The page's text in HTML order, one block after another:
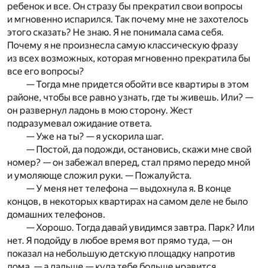
ребенок и все. Он стразу бы прекратил свои вопросы
и мгновенно испарился. Так почему мне не захотелось
этого сказать? Не знаю. Я не понимала сама себя.
Почему я не произнесла самую классическую фразу
из всех возможных, которая мгновенно прекратила бы
все его вопросы?
— Тогда мне придется обойти все квартиры в этом
районе, чтобы все равно узнать, где ты живешь. Или? —
он развернул ладонь в мою сторону. Жест
подразумевал ожидание ответа.
— Уже на ты? — я ускорила шаг.
— Постой, да подожди, остановись, скажи мне свой
номер? — он забежал вперед, стал прямо передо мной
и умоляюще сложил руки. — Пожалуйста.
— У меня нет телефона — выдохнула я. В конце
концов, в некоторых квартирах на самом деле не было
домашних телефонов.
— Хорошо. Тогда давай увидимся завтра. Парк? Или
нет. Я подойду в любое время вот прямо туда, — он
показал на небольшую детскую площадку напротив